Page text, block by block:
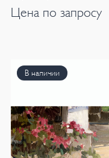
Цена по запросу
В наличии